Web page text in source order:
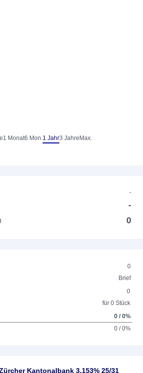
1 Monat6 Mon.1 Jahr3 Jahre Max.
-
-
0
0
Brief
0
für 0 Stück
0 / 0%
0 / 0%
Kantonalbank 3,153% 25/31